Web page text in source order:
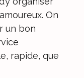
On
un bon
rapide, que